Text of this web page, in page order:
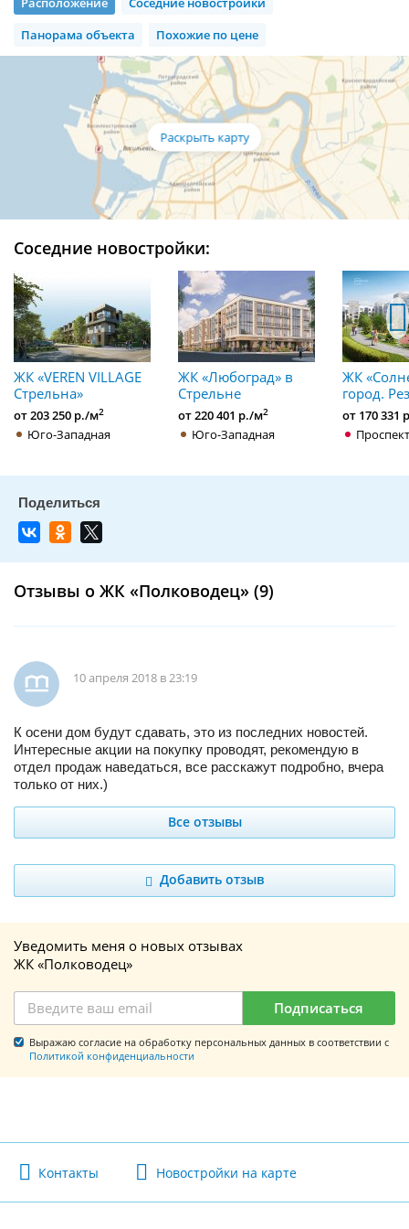
Панорама объекта
Похожие по цене
Соседние новостройки:
ЖК «VEREN VILLAGE
Стрельна»
от 203 250 р./м2
Юго-Западная
ЖК «Любоград» в
Стрельне
от 220 401 р./м2
Юго-Западная
ЖК
город.
от 170 331
Отзывы о ЖК «Полководец» (9)
10 апреля 2018 в 23:19
К осени дом будут сдавать, это из последних новостей.
Интересные акции на покупку проводят, рекомендую в
отдел продаж наведаться, все расскажут подробно, вчера
только от них.)
Все отзывы
Добавить отзыв
Уведомить меня о новых отзывах
ЖК «Полководец»
Подписаться
Выражаю согласие на обработку персональных данных в соответствии с
Политикой конфиденциальности
Контакты Новостройки на карте